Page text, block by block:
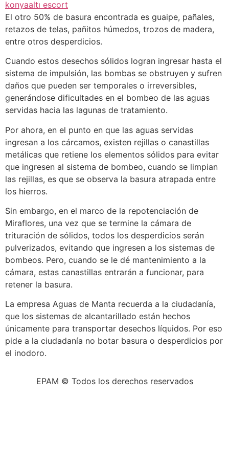
konyaaltı escort
El otro 50% de basura encontrada es guaipe, pañales,
retazos de telas, pañitos húmedos, trozos de madera,
entre otros desperdicios.
Cuando estos desechos sólidos logran ingresar hasta el
sistema de impulsión, las bombas se obstruyen y sufren
daños que pueden ser temporales o irreversibles,
generándose dificultades en el bombeo de las aguas
servidas hacia las lagunas de tratamiento.
Por ahora, en el punto en que las aguas servidas
ingresan a los cárcamos, existen rejillas o canastillas
metálicas que retiene los elementos sólidos para evitar
que ingresen al sistema de bombeo, cuando se limpian
las rejillas, es que se observa la basura atrapada entre
los hierros.
Sin embargo, en el marco de la repotenciación de
Miraflores, una vez que se termine la cámara de
trituración de sólidos, todos los desperdicios serán
pulverizados, evitando que ingresen a los sistemas de
bombeos. Pero, cuando se le dé mantenimiento a la
cámara, estas canastillas entrarán a funcionar, para
retener la basura.
La empresa Aguas de Manta recuerda a la ciudadanía,
que los sistemas de alcantarillado están hechos
únicamente para transportar desechos líquidos. Por eso
pide a la ciudadanía no botar basura o desperdicios por
el inodoro.
EPAM © Todos los derechos reservados